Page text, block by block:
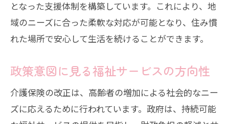
となった支援体制を構築しています。これにより、地
域のニーズに合った柔軟な対応が可能となり、住み慣
れた場所で安心して生活を続けることができます。
政策意図に見る福祉サービスの方向性
介護保険の改正は、高齢者の増加による社会的なニー
ズに応えるために行われています。政府は、持続可能